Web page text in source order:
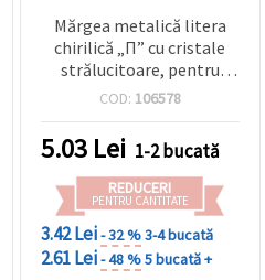
Mărgea metalică litera
chirilică „П” cu cristale
strălucitoare, pentru
înșirat, orificiu 8 mm,
handmade, culoare
argintie
COD: 106578
5.03 Lei 1-2 bucată
REDUCERI
PENTRU CANTITATE
3.42 Lei- 32 %3-4 bucată
2.61 Lei- 48 %5 bucată +